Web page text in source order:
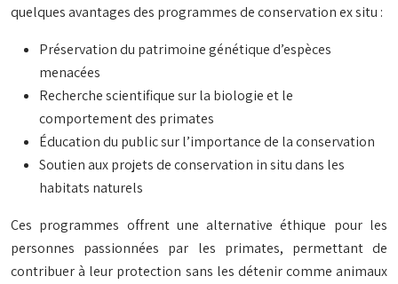
quelques avantages des programmes de conservation ex situ :
Préservation du patrimoine génétique d’espèces
menacées
Recherche scientifique sur la biologie et le
comportement des primates
Éducation du public sur l’importance de la conservation
Soutien aux projets de conservation in situ dans les
habitats naturels
Ces programmes offrent une alternative éthique pour les
personnes passionnées par les primates, permettant de
contribuer à leur protection sans les détenir comme animaux